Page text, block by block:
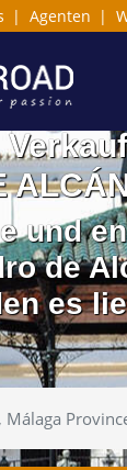
| Agenten |
und
de
es